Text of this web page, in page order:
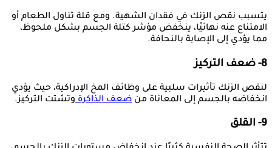
يتسبب نقص الزنك في فقدان الشهية. ومع قلة تناول الطعام أو
الامتناع عنه نهائيًا، ينخفض مؤشر كتلة الجسم بشكل ملحوظ،
مما يؤدي إلى الإصابة بالنحافة.
8- ضعف التركيز
لنقص الزنك تأثيرات سلبية على وظائف المخ الإدراكية، حيث يؤدي
انخفاضه بالجسم إلى المعاناة من ضعف الذاكرةوتشتت التركيز.
9- القلق